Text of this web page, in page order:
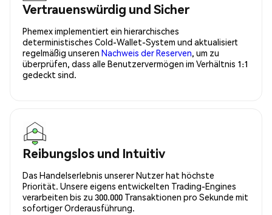
Vertrauenswürdig und Sicher
Phemex implementiert ein hierarchisches
deterministisches Cold-Wallet-System und aktualisiert
regelmäßig unseren Nachweis der Reserven, um zu
überprüfen, dass alle Benutzervermögen im Verhältnis 1:1
gedeckt sind.
Reibungslos und Intuitiv
Das Handelserlebnis unserer Nutzer hat höchste
Priorität. Unsere eigens entwickelten Trading-Engines
verarbeiten bis zu 300.000 Transaktionen pro Sekunde mit
sofortiger Orderausführung.